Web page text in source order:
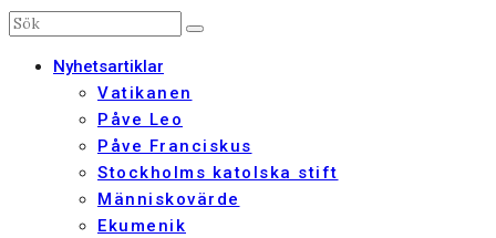
Nyhetsartiklar
Vatikanen
Påve Leo
Påve Franciskus
Stockholms katolska stift
Människovärde
Ekumenik